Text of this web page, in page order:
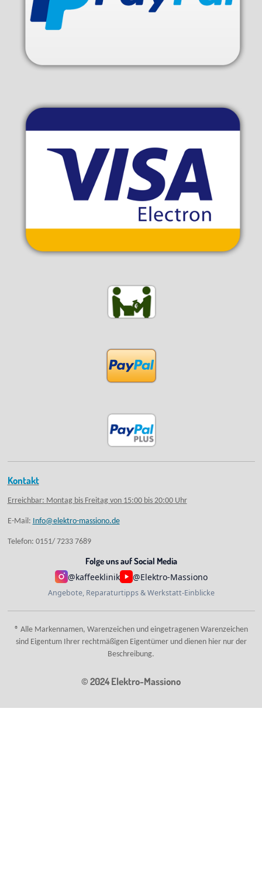
Kontakt
Erreichbar: Montag bis Freitag von 15:00 bis 20:00 Uhr
E-Mail: Info@elektro-massiono.de
Telefon: 0151/ 7233 7689
Folge uns auf Social Media
@kaffeeklinik
@Elektro-Massiono
Angebote, Reparaturtipps & Werkstatt-Einblicke
® Alle Markennamen, Warenzeichen und eingetragenen Warenzeichen
sind Eigentum Ihrer rechtmäßigen Eigentümer und dienen hier nur der
Beschreibung.
© 2024 Elektro-Massiono